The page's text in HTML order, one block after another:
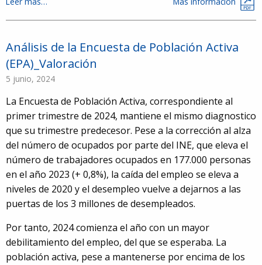
Análisis de la Encuesta de Población Activa
(EPA)_Valoración
5 junio, 2024
La Encuesta de Población Activa, correspondiente al
primer trimestre de 2024, mantiene el mismo diagnostico
que su trimestre predecesor. Pese a la corrección al alza
del número de ocupados por parte del INE, que eleva el
número de trabajadores ocupados en 177.000 personas
en el año 2023 (+ 0,8%), la caída del empleo se eleva a
niveles de 2020 y el desempleo vuelve a dejarnos a las
puertas de los 3 millones de desempleados.
Por tanto, 2024 comienza el año con un mayor
debilitamiento del empleo, del que se esperaba. La
población activa, pese a mantenerse por encima de los